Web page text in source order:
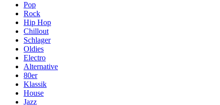
Pop
Rock
Hip Hop
Chillout
Schlager
Oldies
Electro
Alternative
80er
Klassik
House
Jazz